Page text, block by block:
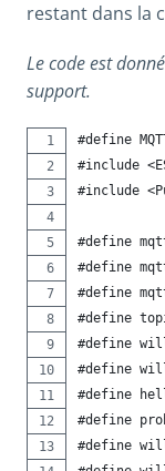
restant dans la
Le code est
support.
#define
#include
#include
#define
#define
#define
#define
#define
#define
#define
#define
#define